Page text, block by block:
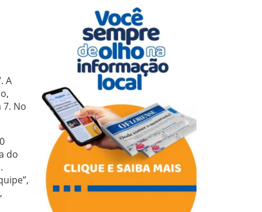
A
No
do